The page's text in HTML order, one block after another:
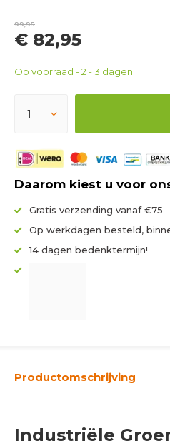
99,95
€ 82,95
Op voorraad - 2 - 3 dagen
Daarom kiest u voor
Gratis verzending vanaf €75
Op werkdagen besteld,
14 dagen bedenktermijn!
Productomschrijving
Industriële